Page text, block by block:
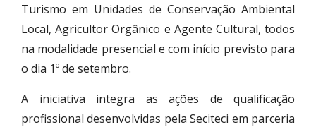
Turismo em Unidades de Conservação Ambiental
Local, Agricultor Orgânico e Agente Cultural, todos
na modalidade presencial e com início previsto para
o dia 1º de setembro.
A iniciativa integra as ações de qualificação
profissional desenvolvidas pela Seciteci em parceria